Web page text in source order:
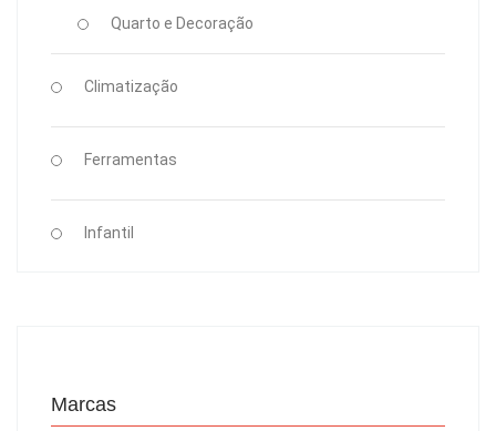
Quarto e Decoração
Climatização
Ferramentas
Infantil
Marcas